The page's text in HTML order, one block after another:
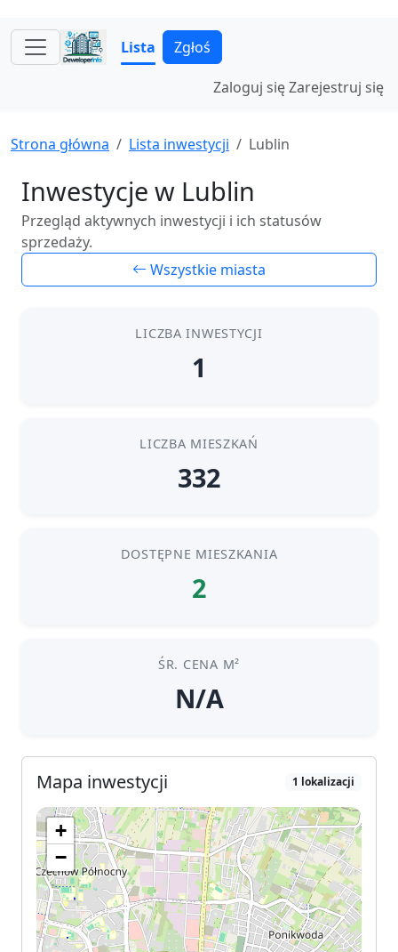
Lista Zgłoś
Zaloguj sięZarejestruj się
Strona główna Lista inwestycji Lublin
Inwestycje w Lublin
Przegląd aktywnych inwestycji i ich statusów
sprzedaży.
Wszystkie miasta
LICZBA INWESTYCJI
1
LICZBA MIESZKAŃ
332
DOSTĘPNE MIESZKANIA
2
ŚR. CENA M²
N/A
Mapa inwestycji 1 lokalizacji
+
−